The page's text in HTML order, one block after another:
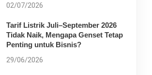
02/07/2026
Tarif Listrik Juli–September 2026
Tidak Naik, Mengapa Genset Tetap
Penting untuk Bisnis?
29/06/2026